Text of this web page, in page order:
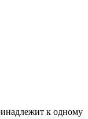
к одному